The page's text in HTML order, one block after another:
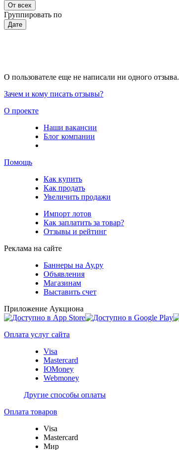
От всех
Группировать по
Дате
О пользователе еще не написали ни одного отзыва.
Зачем и кому писать отзывы?
О проекте
Наши вакансии
Блог компании
Помощь
Как купить
Как продать
Увеличить продажи
Импорт лотов
Как заплатить за товар?
Отзывы и рейтинг
Реклама на сайте
Баннеры на Ау.ру
Объявления
Магазинам
Выставить счет
Приложение Аукциона
Оплата услуг сайта
Visa
Mastercard
ЮMoney
Webmoney
Другие способы оплаты
Оплата товаров
Visa
Mastercard
Мир